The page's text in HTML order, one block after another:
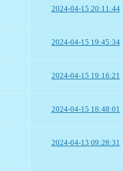
2024-04-15 20:11:44
2024-04-15 19:45:34
2024-04-15 19:16:21
2024-04-15 18:48:01
2024-04-13 09:28:31